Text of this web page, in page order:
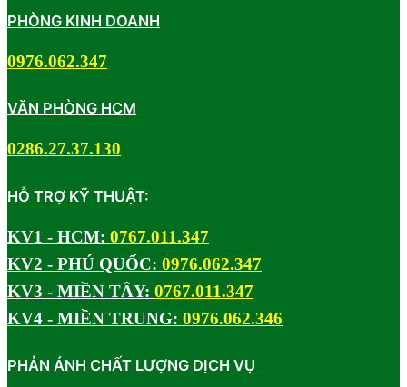
PHÒNG KINH DOANH
0976.062.347
VĂN PHÒNG HCM
0286.27.37.130
HỖ TRỢ KỸ THUẬT:
KV1 - HCM: 0767.011.347
KV2 - PHÚ QUỐC: 0976.062.347
KV3 - MIỀN TÂY: 0767.011.347
KV4 - MIỀN TRUNG: 0976.062.346
PHẢN ÁNH CHẤT LƯỢNG DỊCH VỤ